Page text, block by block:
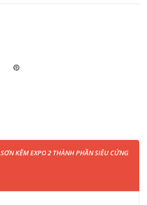
SƠN KẼM EXPO 2 THÀNH PHẦN SIÊU CỨNG